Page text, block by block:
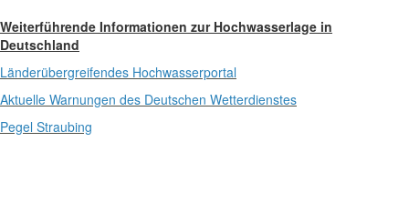
Weiterführende Informationen zur Hochwasserlage in
Deutschland
Länderübergreifendes Hochwasserportal
Aktuelle Warnungen des Deutschen Wetterdienstes
Pegel Straubing